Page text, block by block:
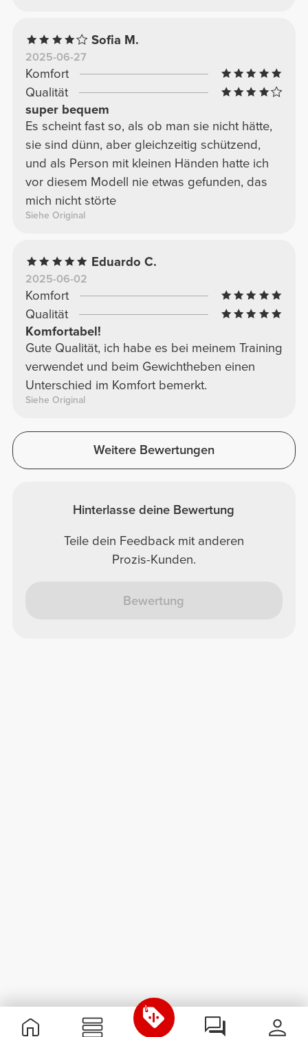
Sofia M.
2025-06-27
Komfort
Qualität
super bequem
Es scheint fast so, als ob man sie nicht hätte,
sie sind dünn, aber gleichzeitig schützend,
und als Person mit kleinen Händen hatte ich
vor diesem Modell nie etwas gefunden, das
mich nicht störte
Siehe Original
Eduardo C.
2025-06-02
Komfort
Qualität
Komfortabel!
Gute Qualität, ich habe es bei meinem Training
verwendet und beim Gewichtheben einen
Unterschied im Komfort bemerkt.
Siehe Original
Weitere Bewertungen
Hinterlasse deine Bewertung
Teile dein Feedback mit anderen
Prozis-Kunden.
Bewertung